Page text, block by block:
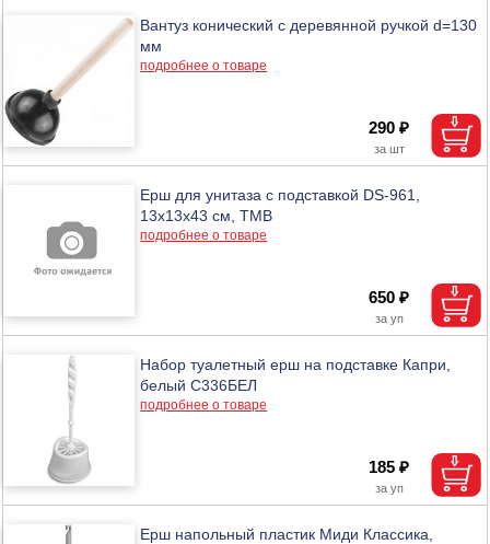
Вантуз конический с деревянной ручкой d=130
мм
подробнее о товаре
290 ₽
Ерш для унитаза с подставкой DS-961,
13х13х43 см, ТМВ
подробнее о товаре
650 ₽
Набор туалетный ерш на подставке Капри,
белый С336БЕЛ
подробнее о товаре
185 ₽
Ерш напольный пластик Миди Классика,